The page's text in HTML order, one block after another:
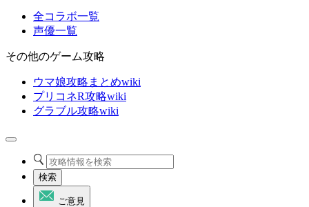
全コラボ一覧
声優一覧
その他のゲーム攻略
ウマ娘攻略まとめwiki
プリコネR攻略wiki
グラブル攻略wiki
検索
ご意見